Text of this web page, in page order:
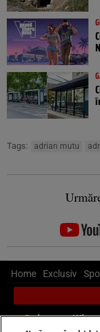
Tags: adrian mutu
Home Exclusiv
Scrie-ne pe